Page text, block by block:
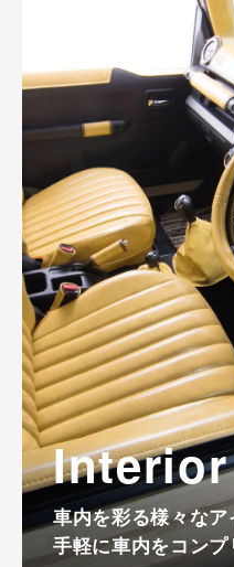
車内を彩る様々な
手軽に車内をコン